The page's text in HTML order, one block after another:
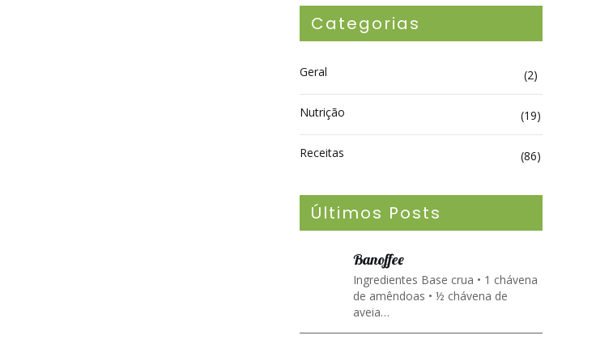
Categorias
Geral (2)
Nutrição (19)
Receitas (86)
Últimos Posts
Banoffee
Ingredientes Base crua • 1 chávena
de amêndoas • ½ chávena de
aveia…